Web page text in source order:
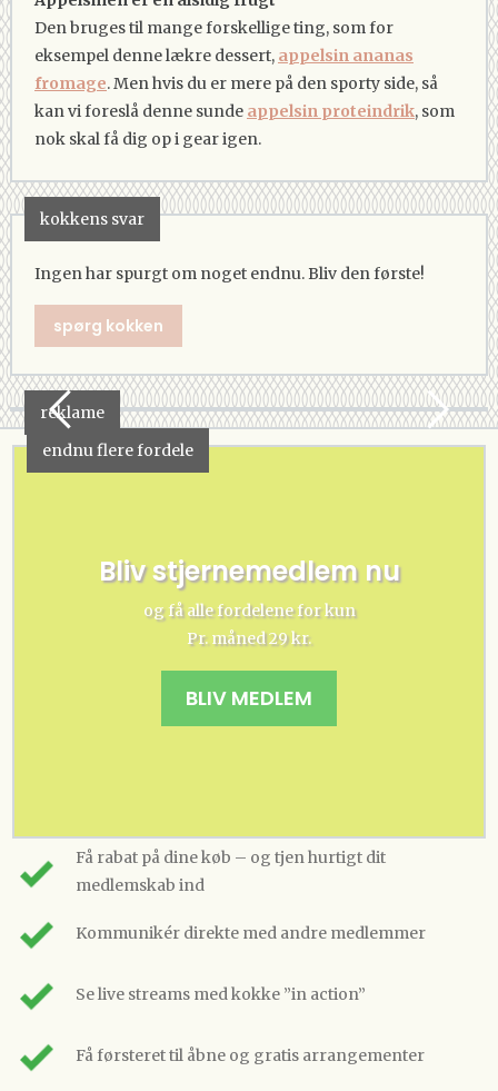
Den bruges til mange forskellige ting, som for
eksempel denne lækre dessert, appelsin ananas
fromage. Men hvis du er mere på den sporty side, så
kan vi foreslå denne sunde appelsin proteindrik, som
nok skal få dig op i gear igen.
kokkens svar
Ingen har spurgt om noget endnu. Bliv den første!
spørg kokken
reklame
endnu flere fordele
Bliv stjernemedlem nu
og få alle fordelene for kun
Pr. måned 29 kr.
BLIV MEDLEM
Få rabat på dine køb – og tjen hurtigt dit
medlemskab ind
Kommunikér direkte med andre medlemmer
Se live streams med kokke ”in action”
Få førsteret til åbne og gratis arrangementer